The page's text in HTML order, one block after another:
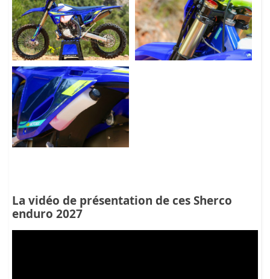
La vidéo de présentation de ces Sherco
enduro 2027